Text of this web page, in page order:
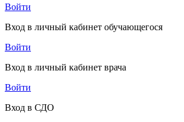
Войти
Вход в личный кабинет обучающегося
Войти
Вход в личный кабинет врача
Войти
Вход в СДО